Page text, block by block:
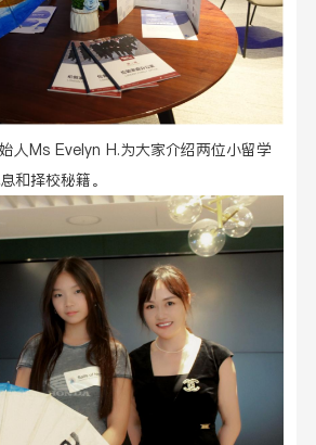
人Ms Evelyn H.为大家介绍两位小留学
和择校秘籍。